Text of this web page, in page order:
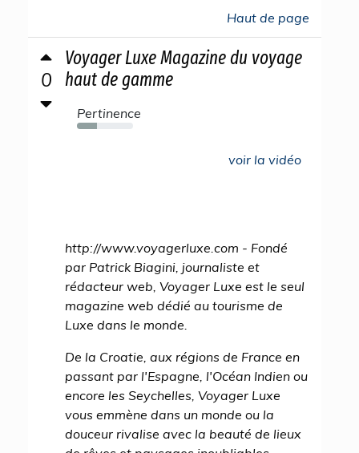
Haut de page
0
Voyager Luxe Magazine du voyage
haut de gamme
Pertinence
35%
voir la vidéo
http://www.voyagerluxe.com - Fondé
par Patrick Biagini, journaliste et
rédacteur web, Voyager Luxe est le seul
magazine web dédié au tourisme de
Luxe dans le monde.
De la Croatie, aux régions de France en
passant par l'Espagne, l'Océan Indien ou
encore les Seychelles, Voyager Luxe
vous emmène dans un monde ou la
douceur rivalise avec la beauté de lieux